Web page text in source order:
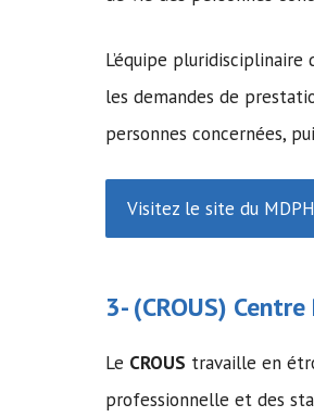
L’équipe
les demandes de
personnes concernées,
Visitez le site du MDPH
3- (CROUS)
Le CROUS travaille en
professionnelle et des